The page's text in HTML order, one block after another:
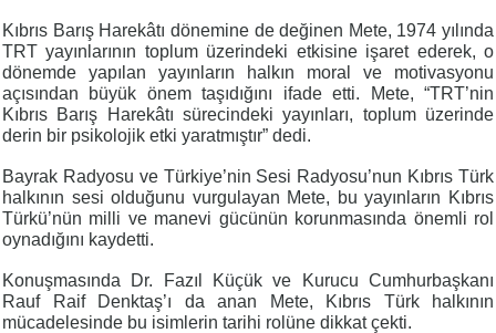
Kıbrıs Barış Harekâtı dönemine de değinen Mete, 1974 yılında
TRT yayınlarının toplum üzerindeki etkisine işaret ederek, o
dönemde yapılan yayınların halkın moral ve motivasyonu
açısından büyük önem taşıdığını ifade etti. Mete, “TRT’nin
Kıbrıs Barış Harekâtı sürecindeki yayınları, toplum üzerinde
derin bir psikolojik etki yaratmıştır” dedi.
Bayrak Radyosu ve Türkiye’nin Sesi Radyosu’nun Kıbrıs Türk
halkının sesi olduğunu vurgulayan Mete, bu yayınların Kıbrıs
Türkü’nün milli ve manevi gücünün korunmasında önemli rol
oynadığını kaydetti.
Konuşmasında Dr. Fazıl Küçük ve Kurucu Cumhurbaşkanı
Rauf Raif Denktaş’ı da anan Mete, Kıbrıs Türk halkının
mücadelesinde bu isimlerin tarihi rolüne dikkat çekti.